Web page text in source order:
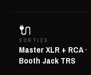
🔌
SORTIES
Master XLR + RCA ·
Booth Jack TRS